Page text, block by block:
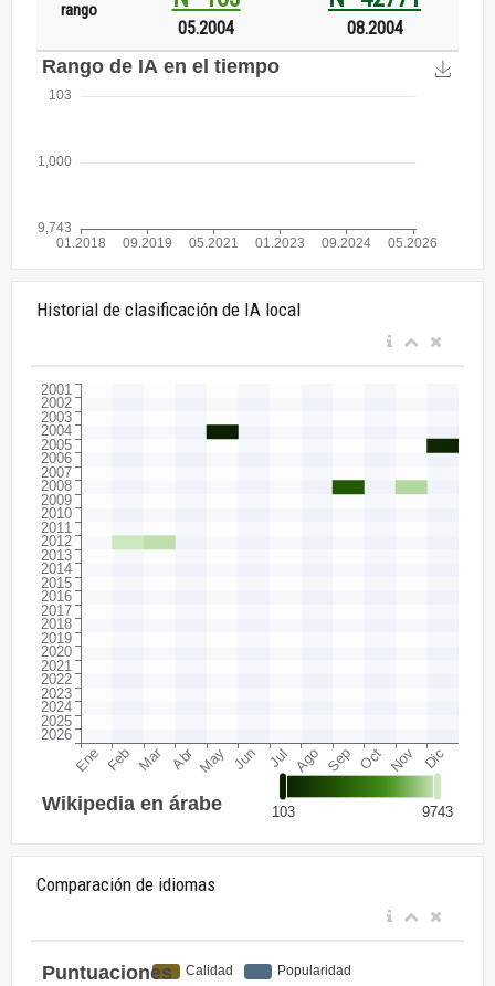
rango
05.2004 08.2004
Historial de clasificación de IA local
Comparación de idiomas